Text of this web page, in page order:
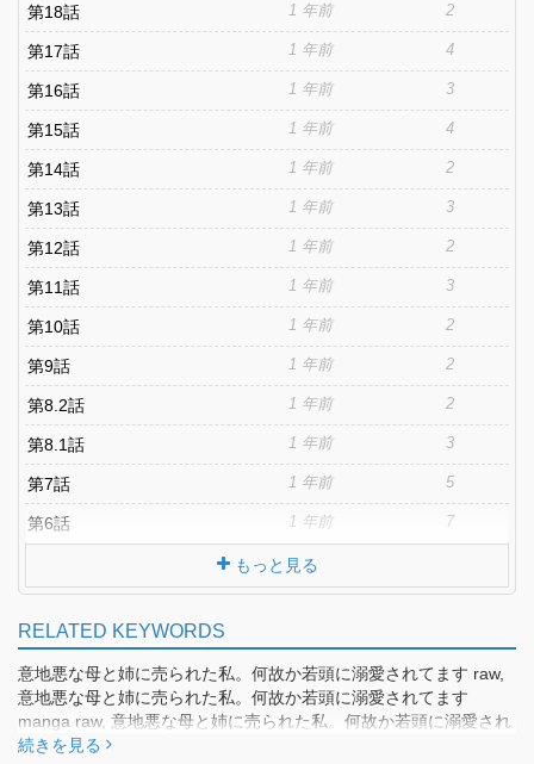
第18話 1 年前 2
第17話 1 年前 4
第16話 1 年前 3
第15話 1 年前 4
第14話 1 年前 2
第13話 1 年前 3
第12話 1 年前 2
第11話 1 年前 3
第10話 1 年前 2
第9話 1 年前 2
第8.2話 1 年前 2
第8.1話 1 年前 3
第7話 1 年前 5
第6話 1 年前 7
もっと見る
RELATED KEYWORDS
意地悪な母と姉に売られた私。何故か若頭に溺愛されてます raw,
意地悪な母と姉に売られた私。何故か若頭に溺愛されてます
manga raw, 意地悪な母と姉に売られた私。何故か若頭に溺愛され
てます 漫画raw, 意地悪な母と姉に売られた私。何故か若頭に溺愛
続きを見る